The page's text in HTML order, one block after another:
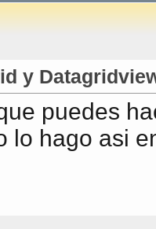
y
puedes
lo hago asi